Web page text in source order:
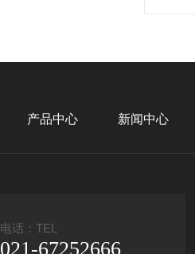
产品中心 新闻中心
电话：TEL
021-67252666